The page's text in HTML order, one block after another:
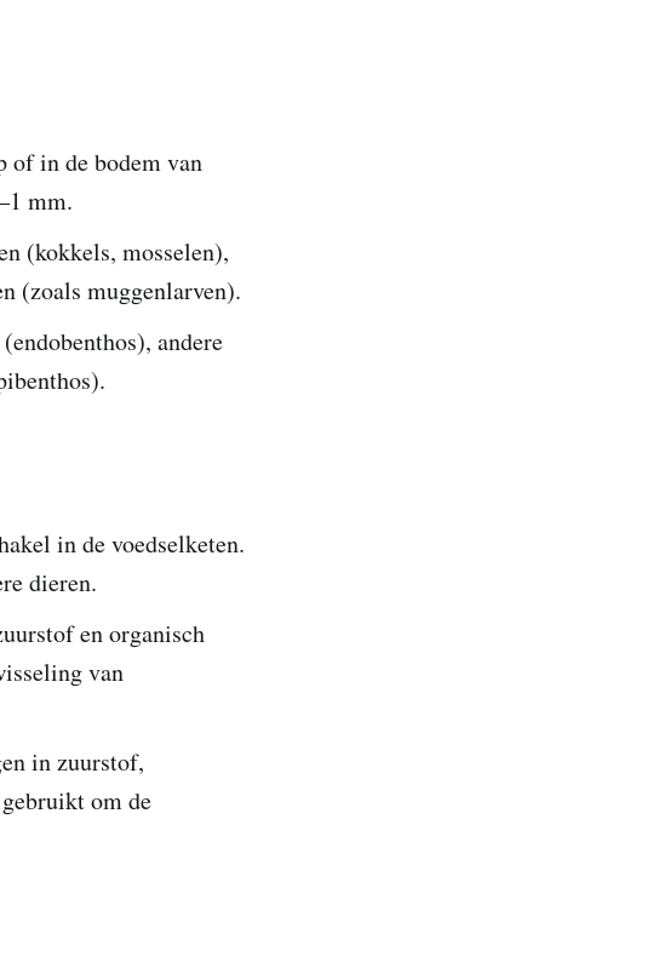
of in de bodem van
mm.
(kokkels, mosselen),
(zoals muggenlarven).
andere
in de voedselketen.
dieren.
en organisch
van
in zuurstof,
om de